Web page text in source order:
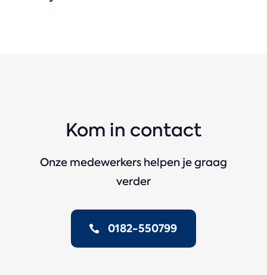
Kom in contact
Onze medewerkers helpen je graag
verder
0182-550799